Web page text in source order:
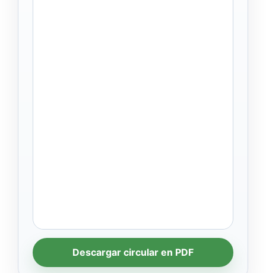
Descargar circular en PDF